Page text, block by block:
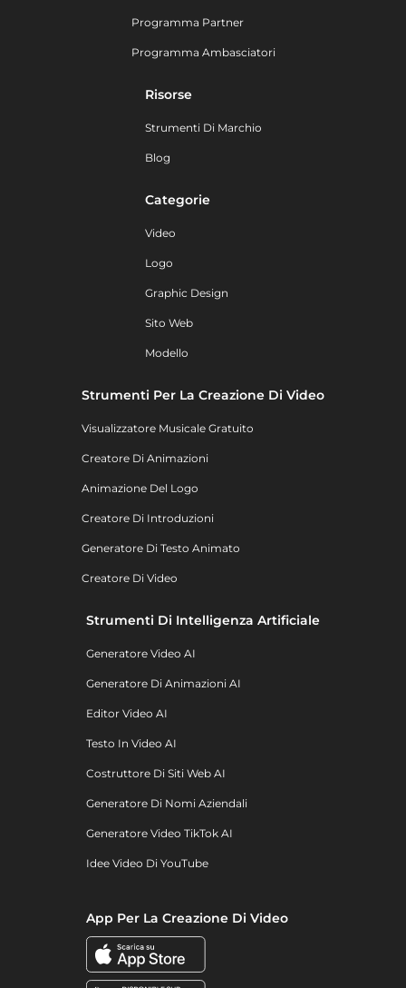
Programma Partner
Programma Ambasciatori
Risorse
Strumenti Di Marchio
Blog
Categorie
Video
Logo
Graphic Design
Sito Web
Modello
Strumenti Per La Creazione Di Video
Visualizzatore Musicale Gratuito
Creatore Di Animazioni
Animazione Del Logo
Creatore Di Introduzioni
Generatore Di Testo Animato
Creatore Di Video
Strumenti Di Intelligenza Artificiale
Generatore Video AI
Generatore Di Animazioni AI
Editor Video AI
Testo In Video AI
Costruttore Di Siti Web AI
Generatore Di Nomi Aziendali
Generatore Video TikTok AI
Idee Video Di YouTube
App Per La Creazione Di Video